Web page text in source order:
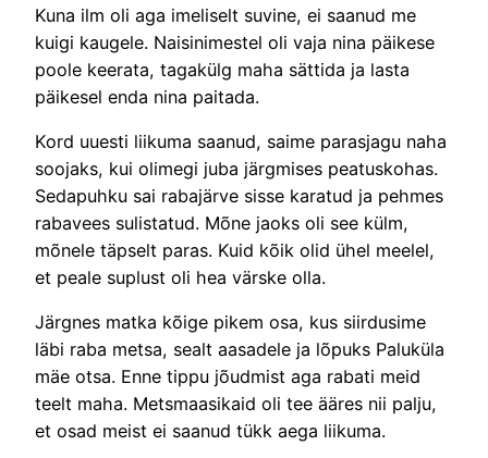
Kuna ilm oli aga imeliselt suvine, ei saanud me
kuigi kaugele. Naisinimestel oli vaja nina päikese
poole keerata, tagakülg maha sättida ja lasta
päikesel enda nina paitada.
Kord uuesti liikuma saanud, saime parasjagu naha
soojaks, kui olimegi juba järgmises peatuskohas.
Sedapuhku sai rabajärve sisse karatud ja pehmes
rabavees sulistatud. Mõne jaoks oli see külm,
mõnele täpselt paras. Kuid kõik olid ühel meelel,
et peale suplust oli hea värske olla.
Järgnes matka kõige pikem osa, kus siirdusime
läbi raba metsa, sealt aasadele ja lõpuks Paluküla
mäe otsa. Enne tippu jõudmist aga rabati meid
teelt maha. Metsmaasikaid oli tee ääres nii palju,
et osad meist ei saanud tükk aega liikuma.